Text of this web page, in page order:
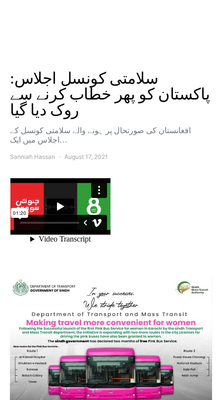
سلامتی کونسل اجلاس:
پاکستان کو پھر خطاب کرنے سے
روک دیا گیا
افغانستان کی صورتحال پر ہونے والے سلامتی کونسل کے
اجلاس میں ایک…
Sanniah Hassan August 17, 2021